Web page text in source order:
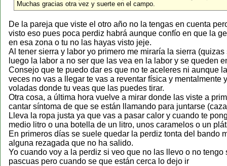
Muchas gracias otra vez y suerte en el campo.
De la pareja que viste el otro año no la tengas en cuenta
visto eso pues poca perdiz habrá aunque confío en que la
en esa zona o tu no las hayas visto jeje.
Al tener sierra y labor yo primero me miraría la sierra
luego la labor a no ser que las vea en la labor y se queden
Consejo que te puedo dar es que no te aceleres ni aunque
veces no vas a llegar te vas a reventar física y
voladas donde tu veas que las puedes tirar.
Otra cosa, a última hora vuelve a mirar donde las viste a
cantar síntoma de que se están llamando para juntarse
Lleva la ropa justa ya que vas a pasar calor y cuando te
medio litro o una botella de un litro, unos caramelos o un
En primeros días se suele quedar la perdiz tonta del bando
alguna rezagada que no ha salido.
Yo cuando voy a la perdiz si veo que no las llevo o no
pascuas pero cuando se que están cerca lo dejo ir